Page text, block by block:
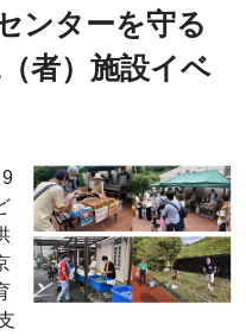
ンターを守る
者）施設イベ